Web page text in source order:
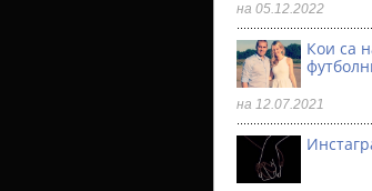
на 05.12.2022
Кои са
на 12.07.2021